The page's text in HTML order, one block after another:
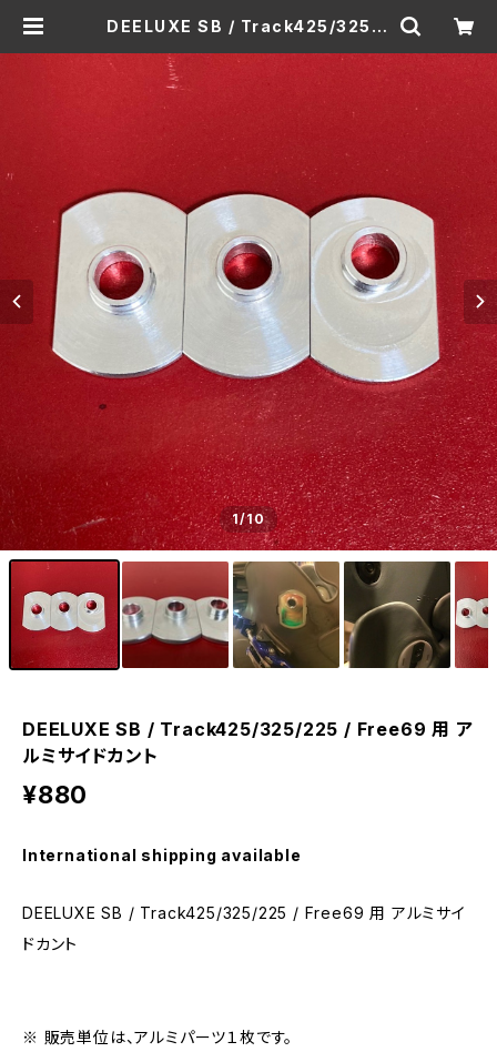
DEELUXE SB / Track425/325/2
| Jammingsnow web Shop
1/10
DEELUXE SB / Track425/325/225 / Free69 用 ア
ルミサイドカント
¥880
International shipping available
DEELUXE SB / Track425/325/225 / Free69 用 アルミサイ
ドカント
※ 販売単位は、アルミパーツ１枚です。